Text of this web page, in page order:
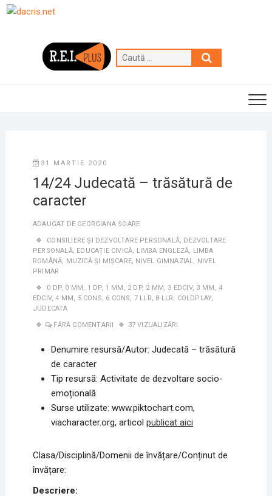
Skip
Caută
…
31 MARTIE 2020
14/24 Judecată – trăsătură de
caracter
ADAUGAT DE GEORGIANA SOARE
CONSILIERE ȘI DEZVOLTARE PERSONALĂ, DEZVOLTARE
PERSONALĂ, EDUCAȚIE CIVICĂ, LIMBA ENGLEZĂ, LIMBA
ROMÂNĂ, MUZICĂ ȘI MIȘCARE, NIVEL GIMNAZIAL, NIVEL
PRIMAR
0 DP, 0 MM, 1 DP, 1 MM , 2 DP, 2 MM, 3 EDCIV, 3 MM, 4
EDCIV,4 MM, 5 CONS, 6 CONS, 7 LLR, 8 LLR, COLDPLAY,
JUDECATA
FĂRĂ COMENTARII 37 VIZUALIZĂRI
Denumire resursă/Autor: Judecată – trăsătură
de caracter
Tip resursă: Activitate de dezvoltare socio-
emoțională
Surse utilizate: www.piktochart.com,
viacharacter.org, articol publicat aici
Clasa/Disciplină/Domenii de învățare/Conținut de
învățare:
Descriere: